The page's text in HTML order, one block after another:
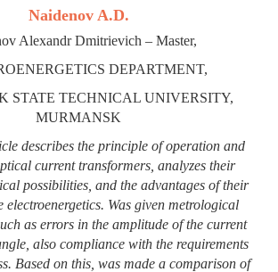
Naidenov A.D.
Alexandr Dmitrievich – Master,
DEPARTMENT,
STATE TECHNICAL UNIVERSITY,
MURMANSK
describes the principle of operation and
current transformers, analyzes their
possibilities, and the advantages of their
Was given metrological
as errors in the amplitude of the current
also compliance with the requirements
Based on this, was made a comparison of